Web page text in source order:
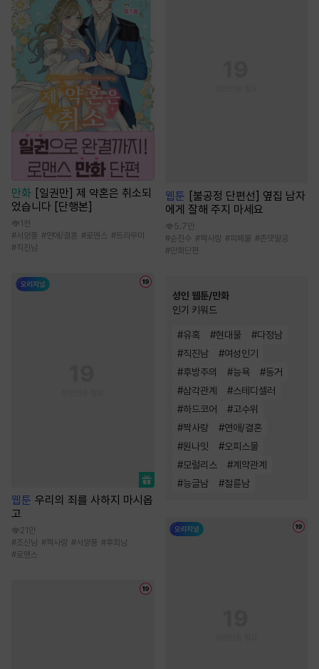
만화
[일권만] 제 약혼은 취소되
었습니다 [단행본]
1천
#서양풍 #연애/결혼 #로맨스 #트라우마
#직진남
웹툰 우리의 죄를 사하지 마시옵
고
21만
#조신남 #짝사랑 #서양풍 #후회남
#로맨스
웹툰
[불공정 단편선] 옆집 남자
에게 잘해 주지 마세요
5.7만
#순진수 #짝사랑 #피폐물 #존댓말공
#만화단편
성인 웹툰/만화
인기 키워드
#유혹 #현대물 #다정남
#직진남 #여성인기
#후방주의 #능욕 #동거
#삼각관계 #스테디셀러
#하드코어 #고수위
#짝사랑 #연애/결혼
#원나잇 #오피스물
#모럴리스 #계약관계
#능글남 #절륜남